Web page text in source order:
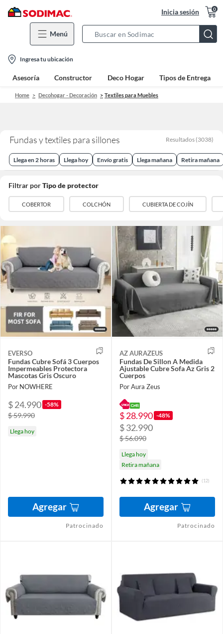
Inicia sesión 0
Menú
Bar
location-
icon
Ingresa tu ubicación
Asesoría Constructor Deco Hogar Tipos de Entrega
Home Decohogar - Decoración Textiles para Muebles
Fundas y textiles para sillones Resultados (3038)
Llega en 2 horas Llega hoy Envío gratis Llega mañana Retira mañana
Filtrar porTipo de protector
COBERTOR COLCHÓN CUBIERTA DE COJÍN
EVERSO
Fundas Cubre Sofá 3 Cuerpos
Impermeables Protectora
Mascotas Gris Oscuro
Por NOWHERE
$ 24.990 -58%
$ 59.990
Llega hoy
Agregar
Patrocinado
AZ AURAZEUS
Fundas De Sillon A Medida
Ajustable Cubre Sofa Az Gris 2
Cuerpos
Por Aura Zeus
$ 28.990 -48%
$ 32.990
$ 56.090
Llega hoy
Retira mañana
(12)
Agregar
Patrocinado